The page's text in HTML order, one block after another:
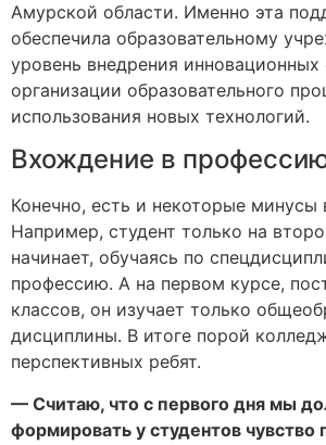
Амурской области. Именно эта
обеспечила образовательному
уровень внедрения
организации образовательного
использования новых технологий.
Вхождение в
Конечно, есть и некоторые минусы
Например, студент только на
начинает, обучаясь по
профессию. А на первом курсе,
классов, он изучает только
дисциплины. В итоге порой
перспективных ребят.
— Считаю, что с первого дня мы
формировать у студентов чувство